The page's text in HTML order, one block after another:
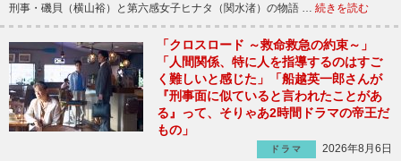
刑事・磯貝（横山裕）と第六感女子ヒナタ（関水渚）の物語 … 続きを読む
「クロスロード ～救命救急の約束～」
「人間関係、特に人を指導するのはすご
く難しいと感じた」「船越英一郎さんが
『刑事面に似ていると言われたことがあ
る』って、そりゃあ2時間ドラマの帝王だ
もの」
ドラマ
2026年8月6日